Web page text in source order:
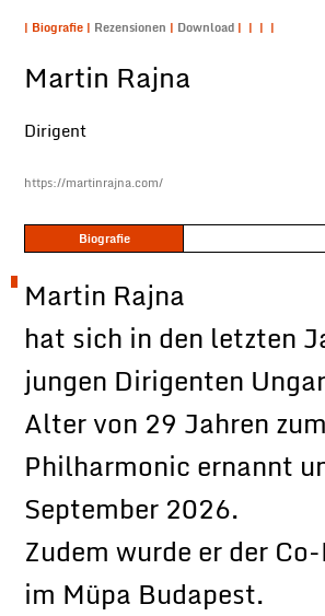
| Biografie | Rezensionen | Download | | | |
Martin Rajna
Dirigent
https://martinrajna.com/
Biografie
Martin Rajna
hat sich in den letzten
jungen Dirigenten
Alter von 29 Jahren
Philharmonic ernannt
September 2026.
Zudem wurde er der
im Müpa Budapest.